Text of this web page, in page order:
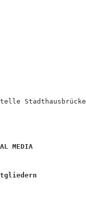
Stadthausbrücke
MEDIA